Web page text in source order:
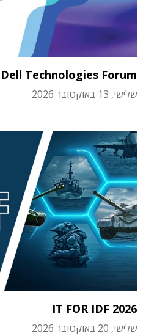
Dell Technologies Forum
שלישי, 13 באוקטובר 2026
IT FOR IDF 2026
שלישי, 20 באוקטובר 2026